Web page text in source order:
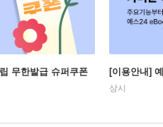
무한발급 슈퍼쿠폰 [이용안내]
상시